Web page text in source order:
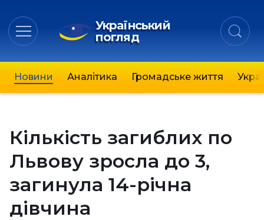
Український
погляд
Новини Аналітика Громадське життя
Кількість загиблих по
Львову зросла до 3,
загинула 14-річна
дівчина